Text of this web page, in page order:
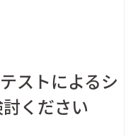
ストによるシ
ください